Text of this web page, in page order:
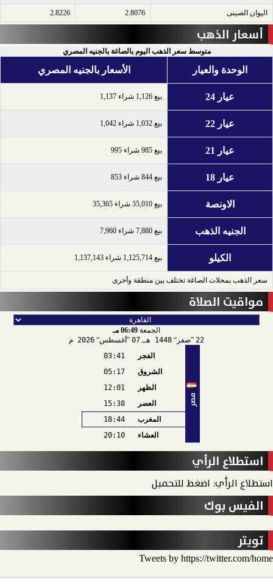
اليوان الصينى​ 2.8076
2.8226
أسعار الذهب
متوسط سعر الذهب اليوم بالصاغة بالجنيه المصري
الوحدة والعيار الأسعار بالجنيه المصري
عيار 24 بيع 1,126 شراء 1,137
عيار 22 بيع 1,032 شراء 1,042
عيار 21 بيع 985 شراء 995
عيار 18 بيع 844 شراء 853
الاونصة بيع 35,010 شراء 35,365
الجنيه الذهب بيع 7,880 شراء 7,960
الكيلو بيع 1,125,714 شراء 1,137,143
سعر الذهب بمحلات الصاغة تختلف بين منطقة وأخرى
مواقيت الصلاة
الجمعة 06:49 مـ
22 صفر 1448 هـ 07 أغسطس 2026 م
مصر
الفجر
03:41
الشروق
05:17
الظهر
12:01
العصر
15:38
المغرب
18:44
العشاء
20:10
استطلاع الرأي
استطلاع الرأي: اضغط للتحميل
الفيس بوك
تويتر
Tweets by https://twitter.com/home